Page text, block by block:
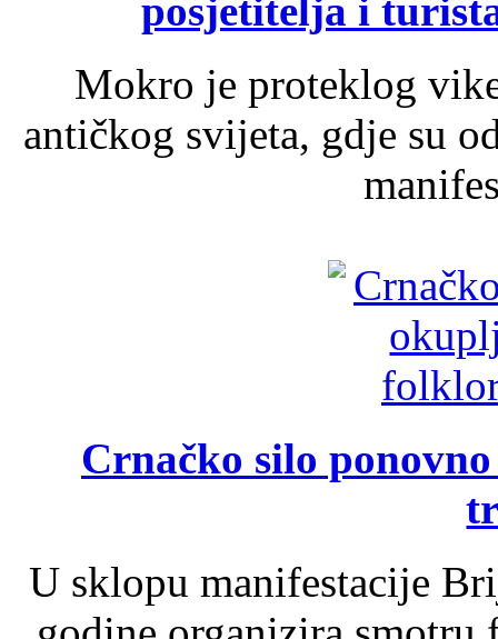
posjetitelja i
Mokro je proteklog
antičkog svijeta, gdje su
Crnačko silo
U sklopu manifestacije